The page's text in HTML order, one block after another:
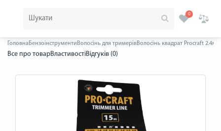
0
Головна Бензоінструменти Волосінь для тримерівВолосінь квадрат Procraft
Все про товарВластивостіВідгуків (0)